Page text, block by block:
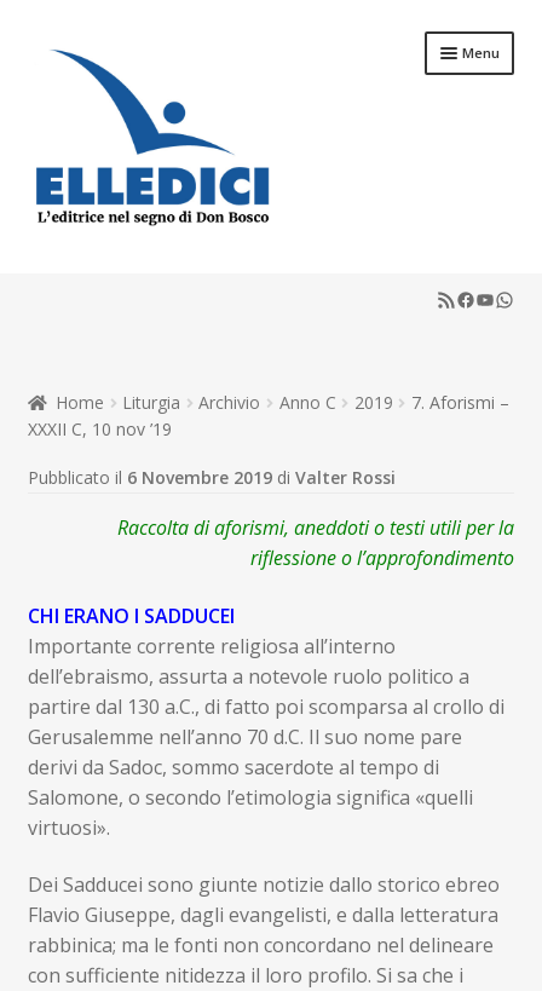
Vai
navigazione
Vai
contenuto
Menu
menu
Espandi
Sussidi
Riviste
menu
child
Don Bosco
child
RSS FeedFacebook
Home Liturgia Archivio Anno C 2019
7. Aforismi –
XXXII C, 10 nov ’19
Pubblicato il 6 Novembre 2019 di Valter Rossi
Raccolta di aforismi, aneddoti o testi utili per la
riflessione o l’approfondimento
CHI ERANO I SADDUCEI
Importante corrente religiosa all’interno
dell’ebraismo, assurta a notevole ruolo politico a
partire dal 130 a.C., di fatto poi scomparsa al crollo di
Gerusalemme nell’anno 70 d.C. Il suo nome pare
derivi da Sadoc, sommo sacerdote al tempo di
Salomone, o secondo l’etimologia significa «quelli
virtuosi».
Dei Sadducei sono giunte notizie dallo storico ebreo
Flavio Giuseppe, dagli evangelisti, e dalla letteratura
rabbinica; ma le fonti non concordano nel delineare
con sufficiente nitidezza il loro profilo. Si sa che i